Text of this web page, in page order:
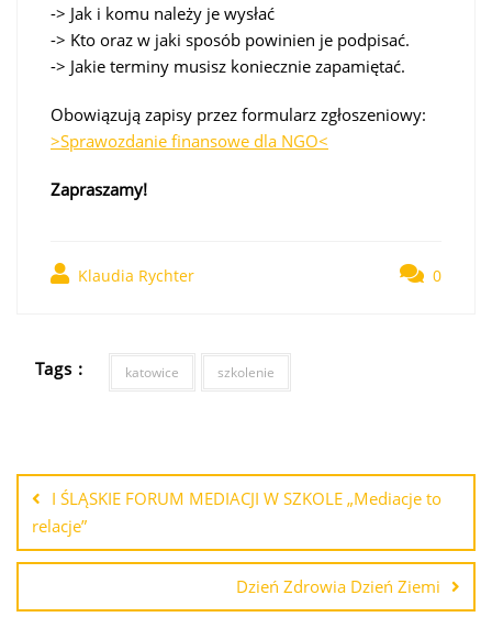
-> Jak i komu należy je wysłać
-> Kto oraz w jaki sposób powinien je podpisać.
-> Jakie terminy musisz koniecznie zapamiętać.
Obowiązują zapisy przez formularz zgłoszeniowy:
>Sprawozdanie finansowe dla NGO<
Zapraszamy!
Klaudia Rychter 0
Tags : katowice szkolenie
I ŚLĄSKIE FORUM MEDIACJI W SZKOLE „Mediacje to
relacje”
Dzień Zdrowia Dzień Ziemi